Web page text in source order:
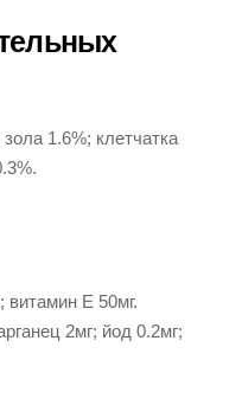
1.6%; клетчатка
E 50мг.
2мг; йод 0.2мг;